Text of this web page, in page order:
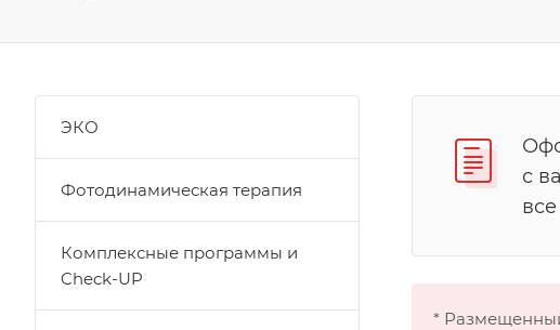
с
*
ЭКО
Фотодинамическая терапия
Комплексные программы и
Check-UP